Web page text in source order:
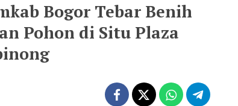
Bogor Tebar Benih
Pohon di Situ Plaza